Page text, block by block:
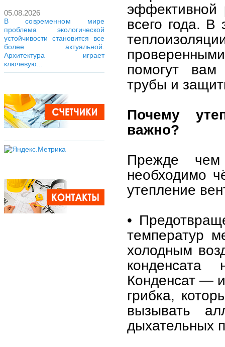
05.08.2026
В современном мире
проблема экологической
устойчивости становится все
более актуальной.
Архитектура играет
ключевую...
эффективной
всего года. В
помогут вам
трубы и
Почему
важно?
Прежде чем
необходимо
утепление
•
температур
холодным
конденсата
Конденсат —
грибка,
вызывать
дыхательных